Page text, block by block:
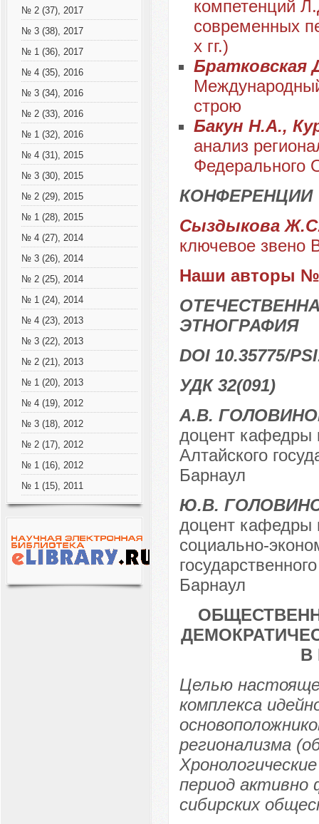
№ 2 (37), 2017
№ 3 (38), 2017
№ 1 (36), 2017
№ 4 (35), 2016
№ 3 (34), 2016
№ 2 (33), 2016
№ 1 (32), 2016
№ 4 (31), 2015
№ 3 (30), 2015
№ 2 (29), 2015
№ 1 (28), 2015
№ 4 (27), 2014
№ 3 (26), 2014
№ 2 (25), 2014
№ 1 (24), 2014
№ 4 (23), 2013
№ 3 (22), 2013
№ 2 (21), 2013
№ 1 (20), 2013
№ 4 (19), 2012
№ 3 (18), 2012
№ 2 (17), 2012
№ 1 (16), 2012
№ 1 (15), 2011
компетенций
современных
х гг.)
Братковская
строю
Бакун Н.А.,
анализ
Федерального
КОНФЕРЕНЦИИ
Сыздыкова
ключевое звено
Наши авторы №
ЭТНОГРАФИЯ
DOI 10.35775/
УДК 32(091)
А.В.
доцент кафедры
Алтайского
Барнаул
Ю.В.
доцент кафедры
социально-
Барнаул
В
Целью
комплекса
регионализма
период активно
сибирских